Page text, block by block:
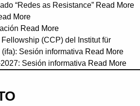
“Redes as Resistance” Read More
More
Read More
(CCP) del Institut für
Sesión informativa Read More
Sesión informativa Read More